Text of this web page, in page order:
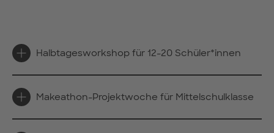
Halbtagesworkshop für 12-20 Schüler*innen
Makeathon-Projektwoche für Mittelschulklasse